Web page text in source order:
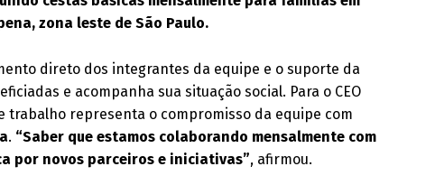
zona leste de São Paulo.
direto dos integrantes da equipe e o suporte da
e acompanha sua situação social. Para o CEO
trabalho representa o compromisso da equipe com
. “Saber que estamos colaborando mensalmente com
por novos parceiros e iniciativas”, afirmou.